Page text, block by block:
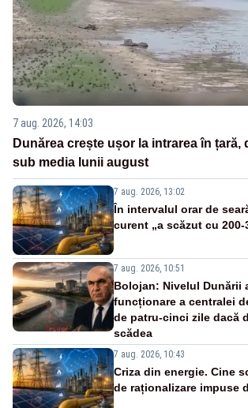
7 aug. 2026, 14:03
Dunărea crește ușor la intrarea în țară,
sub media lunii august
7 aug. 2026, 13:02
În intervalul orar de
curent „a scăzut cu 200-
7 aug. 2026, 10:51
Bolojan: Nivelul Dunării
funcționare a centralei
de patru-cinci zile dacă
scădea
7 aug. 2026, 10:43
Criza din energie. Cine
de raționalizare impuse